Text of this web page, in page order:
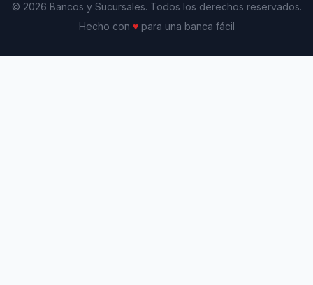
© 2026 Bancos y Sucursales. Todos los derechos reservados.
Hecho con ♥para una banca fácil